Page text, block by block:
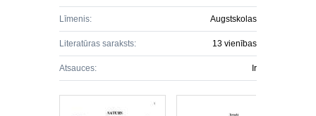
Līmenis: Augstskolas
Literatūras saraksts: 13 vienības
Atsauces: Ir